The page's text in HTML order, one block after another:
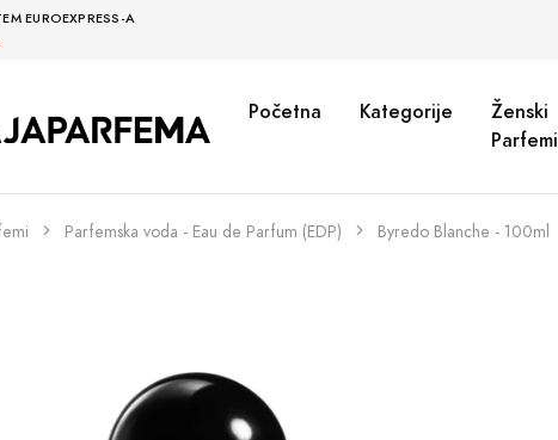
EUROEXPRESS-A
Početna Kategorije
Ženski
Parfemi
Parfemska voda - Eau de Parfum (EDP) Byredo Blanche - 100ml